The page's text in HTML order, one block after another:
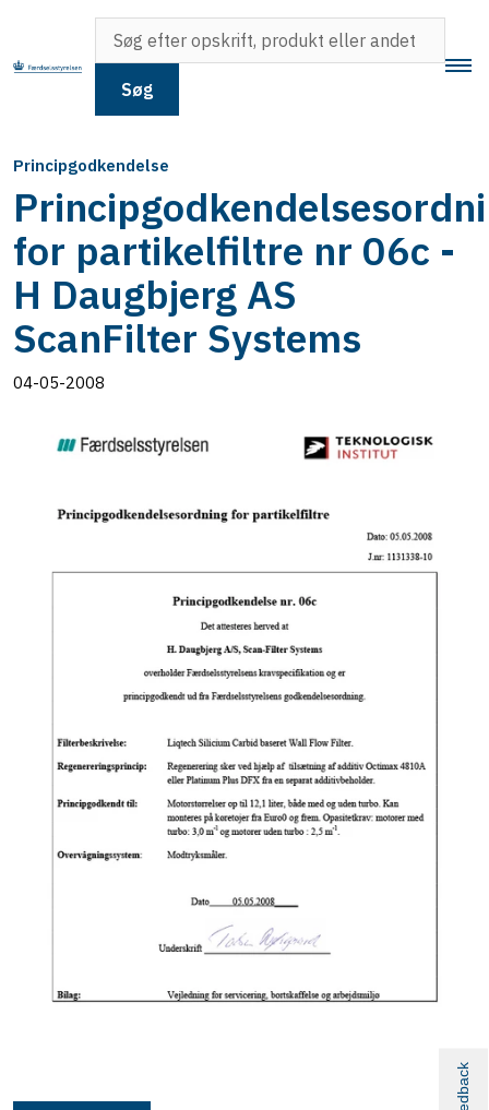
Søg
Principgodkendelse
for partikelfiltre nr 06c -
H Daugbjerg AS
ScanFilter Systems
04-05-2008
Feedback